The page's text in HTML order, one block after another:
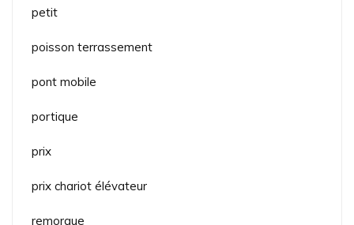
petit
poisson terrassement
pont mobile
portique
prix
prix chariot élévateur
remorque